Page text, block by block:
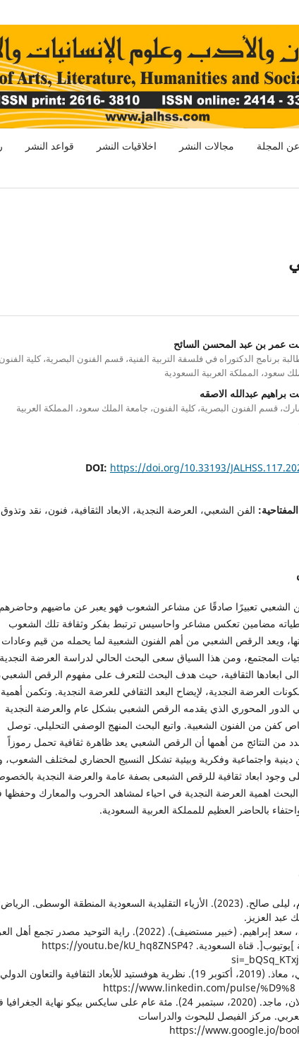
المجلة مجالات النشر اخلاقيات النشر قواعد النشر
عمر بن عبد المحسن السائح
برنامج الدكتوراه في فلسفة التربية الفنية، قسم الفنون البصرية، كلية
سعود، المملكة العربية السعودية
براهيم عبدالله الاصقه
قسم الفنون البصرية، كلية الفنون، جامعة الملك سعود، المملكة العربية
DOI: https://doi.org/10.33193/
الفن الشعبي، العرضة النجدية، الابعاد الثقافية، فنون، نقد
الشعبي تعبيرًا صادقًا عن مشاعر الشعوب فهو يعبر عن ماضيهم
مضامين تعكس مشاعر واحاسيس ترتبط بفكر وثقافة تلك الشعوب
ويعد الرقص الشعبي من أهم الفنون الشعبية لما يحمله من قيم وعادات
المجتمع، ومن هذا السياق سعى البحث الحالي لدراسة العرضة النجدية
ابعادها الثقافية، حيث هدف البحث للتعرف على مفهوم الرقص
العرضة النجدية، لإيضاح البعد الثقافي للعرضة النجدية. وتكمن أهمية
الدور المحوري الذي يقدمه الرقص الشعبي بشكل عام والعرضة النجدية
كفن من الفنون الشعبية. واتبع البحث المنهج الوصفي التحليلي. توصل
من النتائج من أهمها أن الرقص الشعبي يعد ظاهرة ثقافية تحمل رموزاً
واجتماعية وفكرية وبيئية تشكل النسيج الحضاري لمختلف الشعوب،
وجود ابعاد ثقافية للرقص الشبعى بصفة عامة والعرضة النجدية
البحث اهمية العرضة النجدية في احياء لمشاهد الحروب والمعارك
بالحاضر العظيم للمملكة العربية السعودية.
1. البسام، ليلى صالح. (2023). الأزياء التقليدية السعودية المنطقة الوسطى.
عبد العزيز.
2. الثنيان، سعد إبراهيم. (خبير مستضيف). (2022). راية التوحيد مصدر تجمع
السعودية ]يوتيوب[. قناة السعودية. https://youtu.be/kU_hq8ZNSP4?
3. الجهني، معاذ. (2019، أكتوبر 19). نظرية هوفستيد للأبعاد الثقافية والتعاون
4. الحجيلان، ماجد. (2020، سبتمبر 24). مئة عام على سايكس بيكو نهاية
مركز الفيصل للبحوث والدراسات